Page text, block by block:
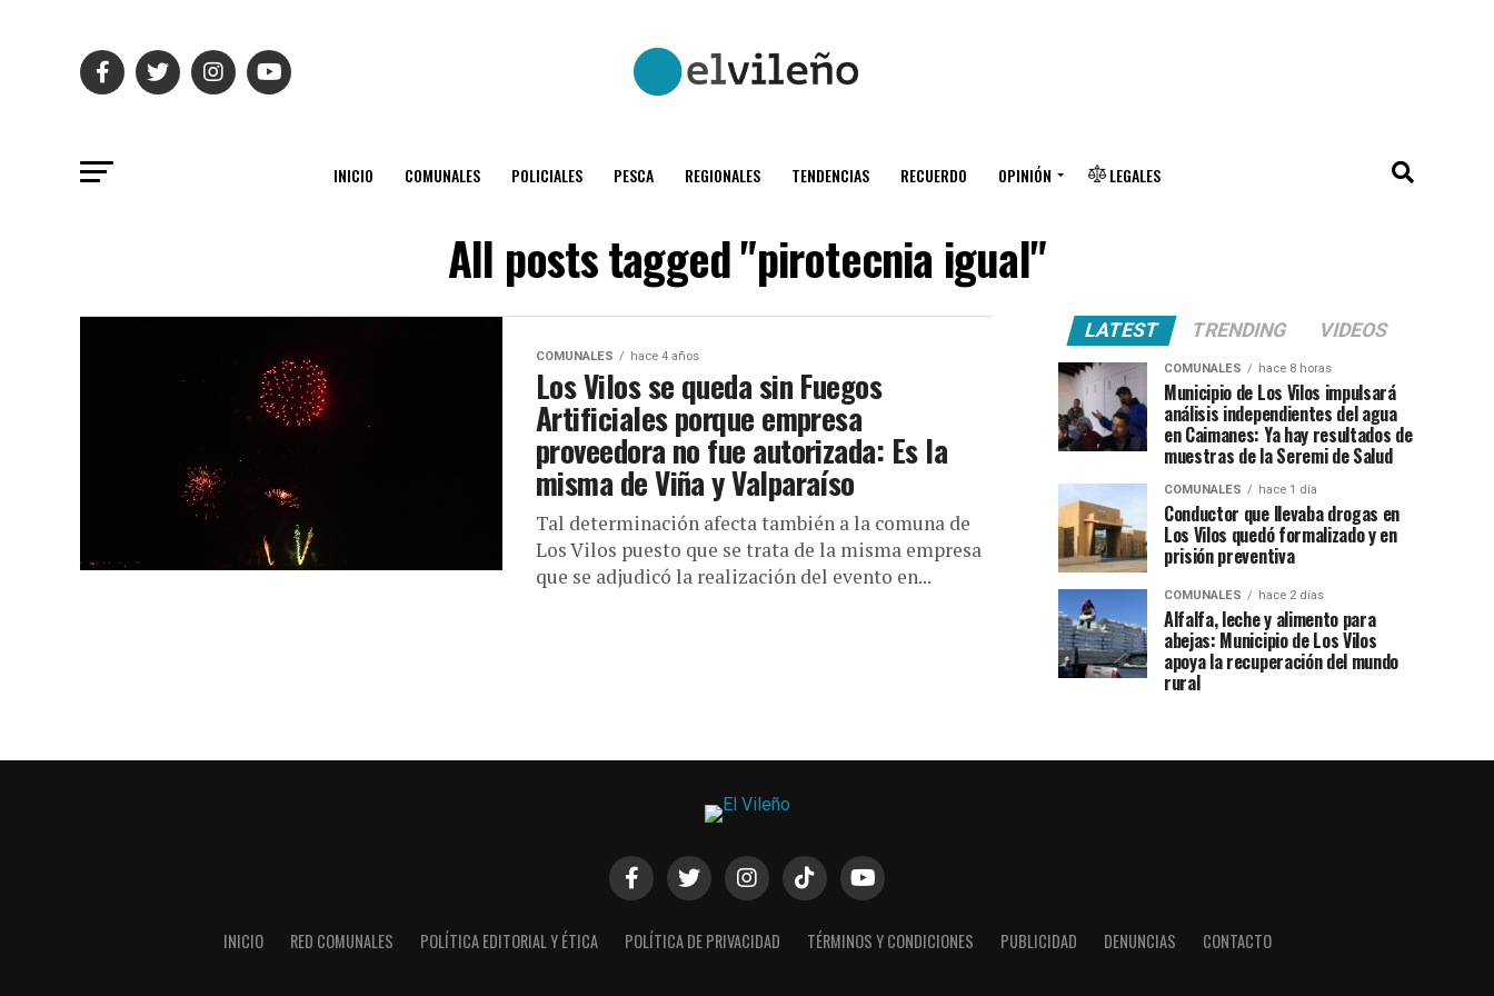
INICIO COMUNALES POLICIALES PESCA REGIONALES TENDENCIAS RECUERDO OPINIÓN LEGALES
All posts tagged "pirotecnia igual"
COMUNALES hace 4 años
Los Vilos se queda sin Fuegos
Artificiales porque empresa
proveedora no fue autorizada: Es la
misma de Viña y Valparaíso
Tal determinación afecta también a la comuna de
Los Vilos puesto que se trata de la misma empresa
que se adjudicó la realización del evento en...
LATEST TRENDING VIDEOS
COMUNALES hace 8 horas
Municipio de Los Vilos impulsará
análisis independientes del agua
en Caimanes: Ya hay resultados de
muestras de la Seremi de Salud
COMUNALES hace 1 día
Conductor que llevaba drogas en
Los Vilos quedó formalizado y en
prisión preventiva
COMUNALES hace 2 días
Alfalfa, leche y alimento para
abejas: Municipio de Los Vilos
apoya la recuperación del mundo
rural
INICIO RED COMUNALES POLÍTICA EDITORIAL Y ÉTICA POLÍTICA DE PRIVACIDAD TÉRMINOS Y CONDICIONES PUBLICIDAD DENUNCIAS CONTACTO